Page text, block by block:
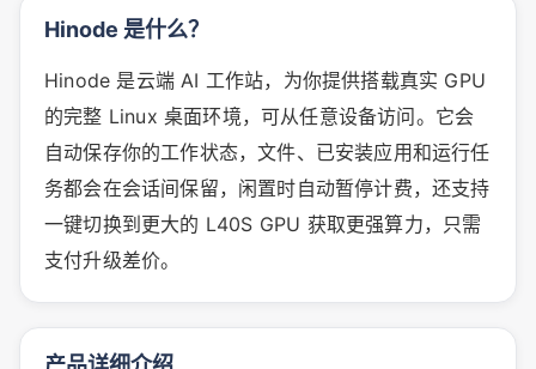
Hinode 是什么？
Hinode 是云端 AI 工作站，为你提供搭载真实 GPU
的完整 Linux 桌面环境，可从任意设备访问。它会
自动保存你的工作状态，文件、已安装应用和运行任
务都会在会话间保留，闲置时自动暂停计费，还支持
一键切换到更大的 L40S GPU 获取更强算力，只需
支付升级差价。